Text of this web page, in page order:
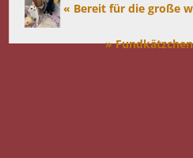
« Bereit für die große
»